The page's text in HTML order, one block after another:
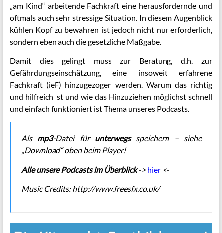
„am Kind“ arbeitende Fachkraft eine herausfordernde und
oftmals auch sehr stressige Situation. In diesem Augenblick
kühlen Kopf zu bewahren ist jedoch nicht nur erforderlich,
sondern eben auch die gesetzliche Maßgabe.
Damit dies gelingt muss zur Beratung, d.h. zur
Gefährdungseinschätzung, eine insoweit erfahrene
Fachkraft (ieF) hinzugezogen werden. Warum das richtig
und hilfreich ist und wie das Hinzuziehen möglichst schnell
und einfach funktioniert ist Thema unseres Podcasts.
Als mp3-Datei für unterwegsspeichern – siehe
„Download“ oben beim Player!
Alle unsere Podcasts im Überblick-> hier<-
Music Credits:http://www.freesfx.co.uk/